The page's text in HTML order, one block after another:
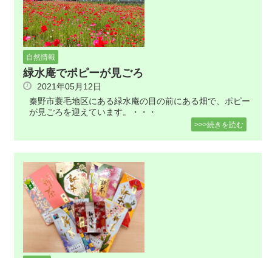
自然情報
緑水庵でポピーが見ごろ
2021年05月12日
秦野市蓑毛地区にある緑水庵の目の前にある畑で、ポピー
が見ごろを迎えています。・・・
>>>続きを読む